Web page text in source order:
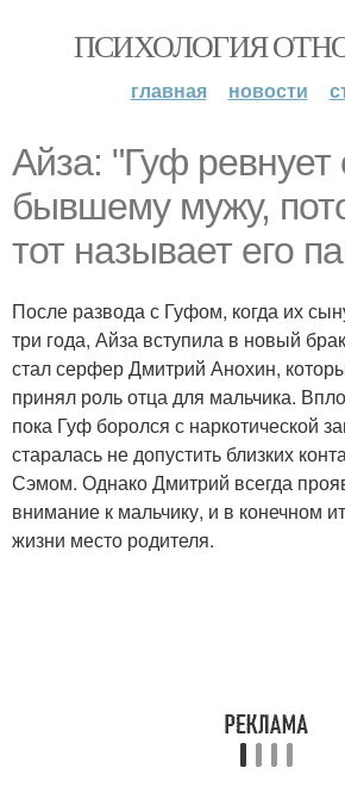
ПСИХОЛОГИЯ
главная новости
Айза: "Гуф ревнует
бывшему мужу,
тот называет его
После развода с Гуфом, когда их
три года, Айза вступила в новый
стал серфер Дмитрий Анохин,
принял роль отца для мальчика.
пока Гуф боролся с наркотической
старалась не допустить близких
Сэмом. Однако Дмитрий всегда
внимание к мальчику, и в конечном
жизни место родителя.